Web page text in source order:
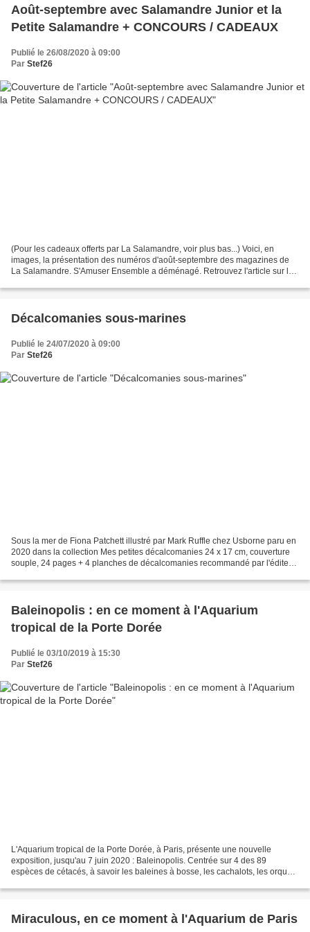
Août-septembre avec Salamandre Junior et la
Petite Salamandre + CONCOURS / CADEAUX
Publié le 26/08/2020 à 09:00
Par Stef26
(Pour les cadeaux offerts par La Salamandre, voir plus bas...) Voici, en
images, la présentation des numéros d'août-septembre des magazines de
La Salamandre. S'Amuser Ensemble a déménagé. Retrouvez l'article sur les
Décalcomanies sous-marines
Publié le 24/07/2020 à 09:00
Par Stef26
Sous la mer de Fiona Patchett illustré par Mark Ruffle chez Usborne paru en
2020 dans la collection Mes petites décalcomanies 24 x 17 cm, couverture
souple, 24 pages + 4 planches de décalcomanies recommandé par l'éditeur
Baleinopolis : en ce moment à l'Aquarium
tropical de la Porte Dorée
Publié le 03/10/2019 à 15:30
Par Stef26
L'Aquarium tropical de la Porte Dorée, à Paris, présente une nouvelle
exposition, jusqu'au 7 juin 2020 : Baleinopolis. Centrée sur 4 des 89
espèces de cétacés, à savoir les baleines à bosse, les cachalots, les orques
Miraculous, en ce moment à l'Aquarium de Paris